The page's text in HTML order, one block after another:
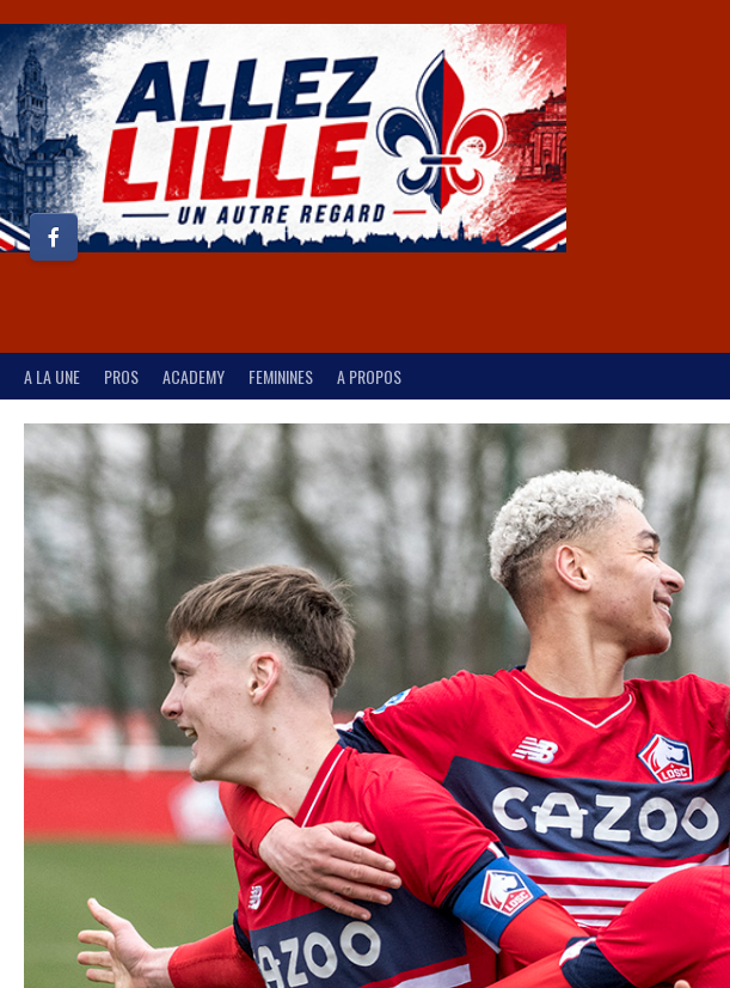
A LA UNE PROS ACADEMY FEMININES A PROPOS